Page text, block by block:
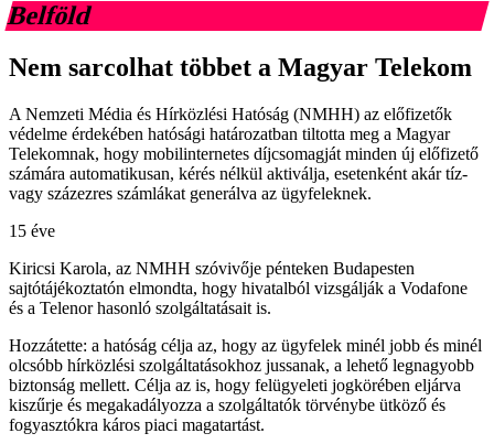
Belföld
Nem sarcolhat többet a Magyar Telekom
A Nemzeti Média és Hírközlési Hatóság (NMHH) az előfizetők
védelme érdekében hatósági határozatban tiltotta meg a Magyar
Telekomnak, hogy mobilinternetes díjcsomagját minden új előfizető
számára automatikusan, kérés nélkül aktiválja, esetenként akár tíz-
vagy százezres számlákat generálva az ügyfeleknek.
15 éve
Kiricsi Karola, az NMHH szóvivője pénteken Budapesten
sajtótájékoztatón elmondta, hogy hivatalból vizsgálják a Vodafone
és a Telenor hasonló szolgáltatásait is.
Hozzátette: a hatóság célja az, hogy az ügyfelek minél jobb és minél
olcsóbb hírközlési szolgáltatásokhoz jussanak, a lehető legnagyobb
biztonság mellett. Célja az is, hogy felügyeleti jogkörében eljárva
kiszűrje és megakadályozza a szolgáltatók törvénybe ütköző és
fogyasztókra káros piaci magatartást.